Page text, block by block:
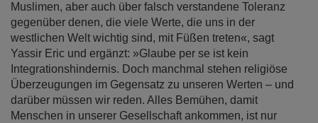
Muslimen, aber auch über falsch verstandene Toleranz
gegenüber denen, die viele Werte, die uns in der
westlichen Welt wichtig sind, mit Füßen treten«, sagt
Yassir Eric und ergänzt: »Glaube per se ist kein
Integrationshindernis. Doch manchmal stehen religiöse
Überzeugungen im Gegensatz zu unseren Werten – und
darüber müssen wir reden. Alles Bemühen, damit
Menschen in unserer Gesellschaft ankommen, ist nur